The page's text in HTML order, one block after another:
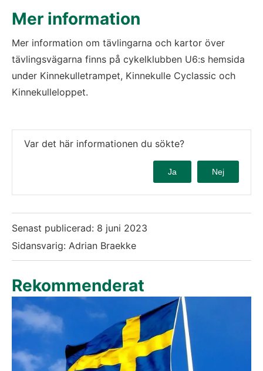
Mer information
Mer information om tävlingarna och kartor över
tävlingsvägarna finns på cykelklubben U6:s hemsida
under Kinnekulletrampet, Kinnekulle Cyclassic och
Kinnekulleloppet.
Var det här informationen du sökte?
Ja Nej
Senast publicerad: 8 juni 2023
Sidansvarig: Adrian Braekke
Rekommenderat